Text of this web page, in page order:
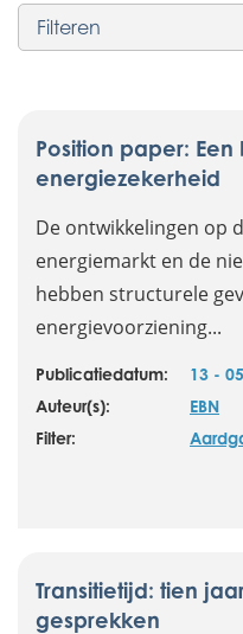
Filteren
Position paper:
energiezekerheid
De ontwikkelingen op
energiemarkt en de
hebben structurele
energievoorziening...
Publicatiedatum:
13 -
Auteur(s):
EBN
Filter:
Transitietijd: tien
gesprekken